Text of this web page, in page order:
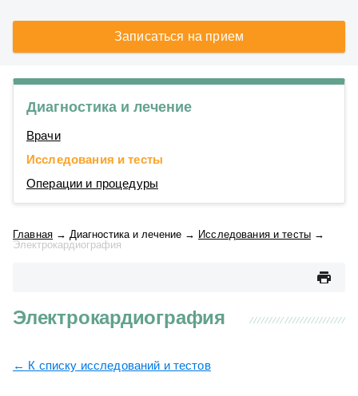
Записаться на прием
Диагностика и лечение
Врачи
Исследования и тесты
Операции и процедуры
Главная →Диагностика и лечение → Исследования и тесты →
Электрокардиография
Электрокардиография
← К списку исследований и тестов